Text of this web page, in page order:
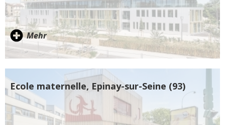
Mehr
Ecole maternelle, Epinay-sur-Seine (93)